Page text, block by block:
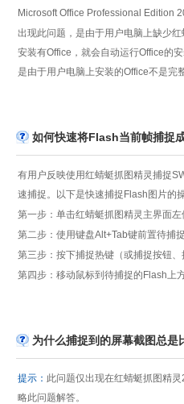
Microsoft Office Professional Edition
出现此问题，是由于用户电脑上缺少
安装有Office，就会自动运行Office的
是由于用户电脑上安装的Office不是完
如何快速将Flash当前帧捕捉
有用户反映使用红蜻蜓抓图精灵捕捉
速捕捉。以下是快速捕捉Flash图片的
第一步：单击红蜻蜓抓图精灵主界面
第二步：使用键盘Alt+Tab键前置待捕
第三步：按下捕捉热键（或捕捉按钮、
第四步：移动鼠标到待捕捉的Flash上
为什么捕捉到的屏幕截图总
提示： 此问题仅出现在红蜻蜓抓图精
略此问题解答。